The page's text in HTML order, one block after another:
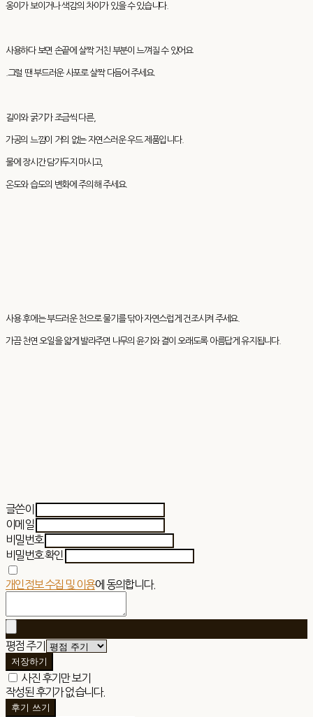
옹이가 보이거나 색감의 차이가 있을 수 있습니다.
사용하다 보면 손끝에 살짝 거친 부분이 느껴질 수 있어요
.그럴 땐 부드러운 사포로 살짝 다듬어 주세요.
길이와 굵기가 조금씩 다른,
가공의 느낌이 거의 없는 자연스러운 우드 제품입니다.
물에 장시간 담가두지 마시고,
온도와 습도의 변화에 주의해 주세요.
사용 후에는 부드러운 천으로 물기를 닦아 자연스럽게 건조시켜 주세요.
가끔 천연 오일을 얇게 발라주면 나무의 윤기와 결이 오래도록 아름답게 유지됩니다.
글쓴이
이메일
비밀번호
비밀번호 확인
개인정보 수집 및 이용에 동의합니다.
평점 주기
저장하기
사진 후기만 보기
작성된 후기가 없습니다.
후기 쓰기